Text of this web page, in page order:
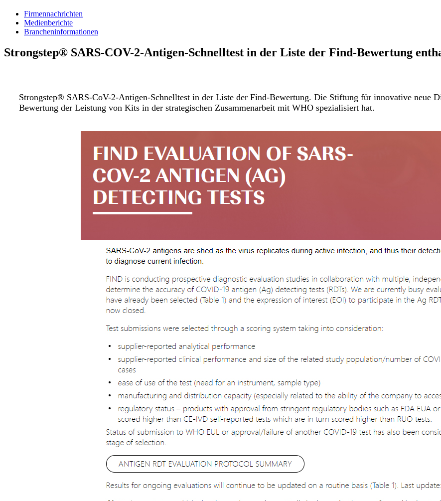
Firmennachrichten
Medienberichte
Brancheninformationen
Strongstep® SARS-COV-2-Antigen-Schnelltest in der Liste der Find-Bewertung
Strongstep® SARS-CoV-2-Antigen-Schnelltest in der Liste der Find-Bewertung. Die Stiftung für innovative neue
Bewertung der Leistung von Kits in der strategischen Zusammenarbeit mit WHO spezialisiert hat.